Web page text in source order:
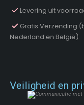
Levering uit
Gratis Verzending
Nederland en België)
Veiligheid en